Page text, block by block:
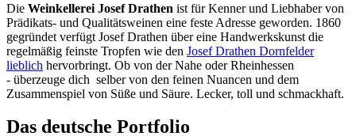
Die Weinkellerei Josef Drathen ist für Kenner und Liebhaber von
Prädikats- und Qualitätsweinen eine feste Adresse geworden. 1860
gegründet verfügt Josef Drathen über eine Handwerkskunst die
regelmäßig feinste Tropfen wie den Josef Drathen Dornfelder
lieblich hervorbringt. Ob von der Nahe oder Rheinhessen
- überzeuge dich selber von den feinen Nuancen und dem
Zusammenspiel von Süße und Säure. Lecker, toll und schmackhaft.
Das deutsche Portfolio